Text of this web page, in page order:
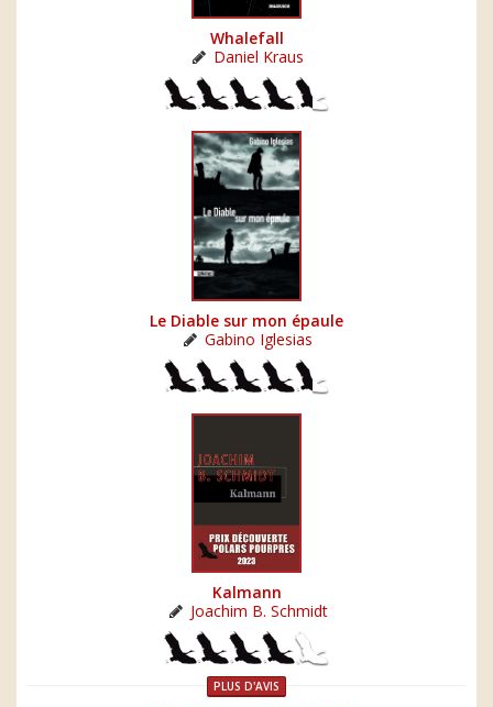
Whalefall
Daniel Kraus
Le Diable sur mon épaule
Gabino Iglesias
Kalmann
Joachim B. Schmidt
PLUS D'AVIS